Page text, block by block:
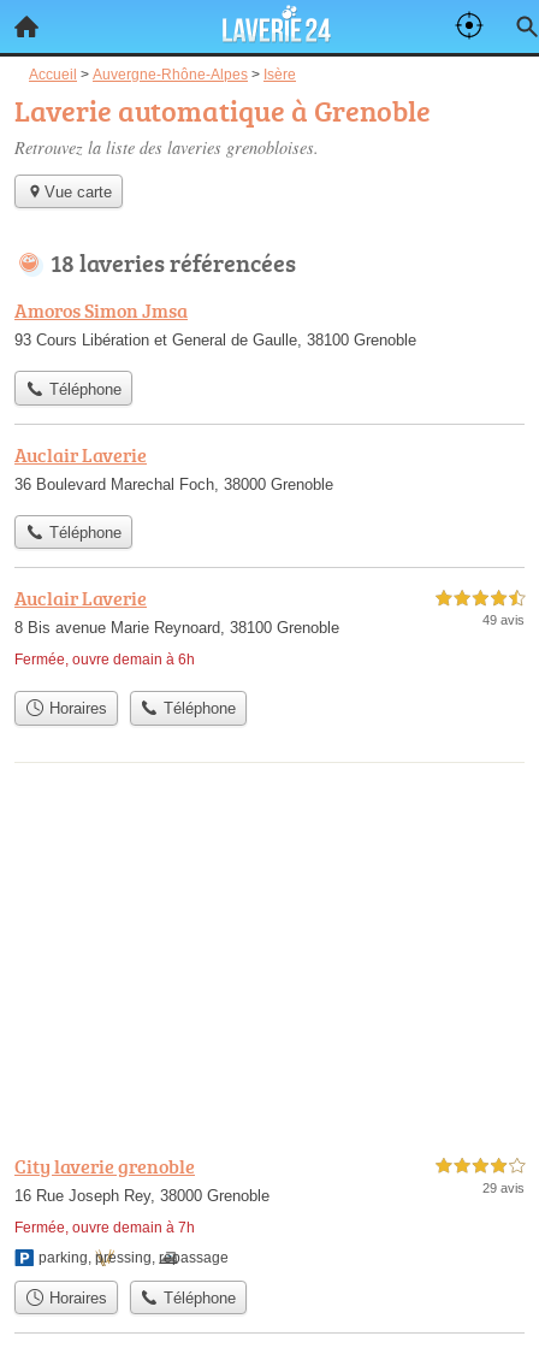
Accueil > Auvergne-Rhône-Alpes > Isère
Laverie automatique à Grenoble
Retrouvez la liste des laveries grenobloises.
Vue carte
18 laveries référencées
Amoros Simon Jmsa
93 Cours Libération et General de Gaulle, 38100 Grenoble
Téléphone
Auclair Laverie
36 Boulevard Marechal Foch, 38000 Grenoble
Téléphone
Auclair Laverie
8 Bis avenue Marie Reynoard, 38100 Grenoble
Fermée, ouvre demain à 6h
4,5 étoiles sur 5
49 avis
Horaires Téléphone
City laverie grenoble
16 Rue Joseph Rey, 38000 Grenoble
Fermée, ouvre demain à 7h
4,0 étoiles sur 5
29 avis
parking pressing repassage
Horaires Téléphone